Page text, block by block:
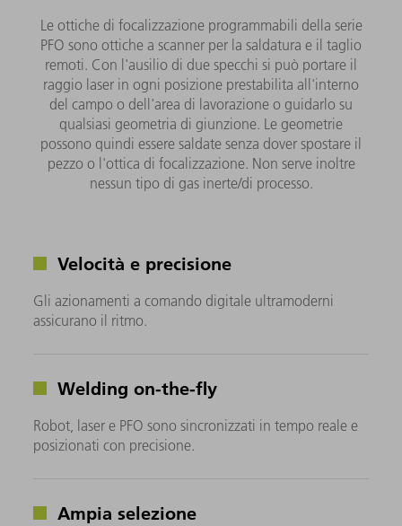
Le ottiche di focalizzazione programmabili della serie
PFO sono ottiche a scanner per la saldatura e il taglio
remoti. Con l'ausilio di due specchi si può portare il
raggio laser in ogni posizione prestabilita all'interno
del campo o dell'area di lavorazione o guidarlo su
qualsiasi geometria di giunzione. Le geometrie
possono quindi essere saldate senza dover spostare il
pezzo o l'ottica di focalizzazione. Non serve inoltre
nessun tipo di gas inerte/di processo.
Velocità e precisione
Gli azionamenti a comando digitale ultramoderni
assicurano il ritmo.
Welding on-the-fly
Robot, laser e PFO sono sincronizzati in tempo reale e
posizionati con precisione.
Ampia selezione